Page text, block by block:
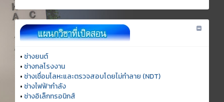
• ช่างยนต์
• ช่างกลโรงงาน
• ช่างเชื่อมโลหะและตรวจสอบโดยไม่ทำลาย (NDT)
• ช่างไฟฟ้ากำลัง
• ช่างอิเล็กทรอนิกส์